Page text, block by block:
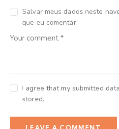
Salvar meus dados neste
que eu comentar.
I agree that my submitted
stored.